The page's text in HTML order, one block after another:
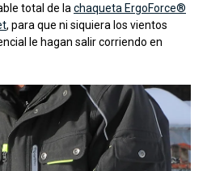
total de la chaqueta ErgoForce®
, para que ni siquiera los vientos
le hagan salir corriendo en